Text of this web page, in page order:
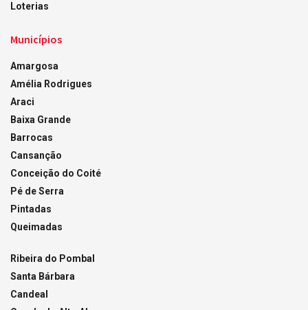
Loterias
Municípios
Amargosa
Amélia Rodrigues
Araci
Baixa Grande
Barrocas
Cansanção
Conceição do Coité
Pé de Serra
Pintadas
Queimadas
Ribeira do Pombal
Santa Bárbara
Candeal